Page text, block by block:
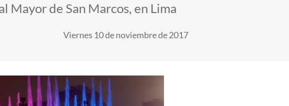
Mayor de San Marcos, en Lima
Viernes 10 de noviembre de 2017